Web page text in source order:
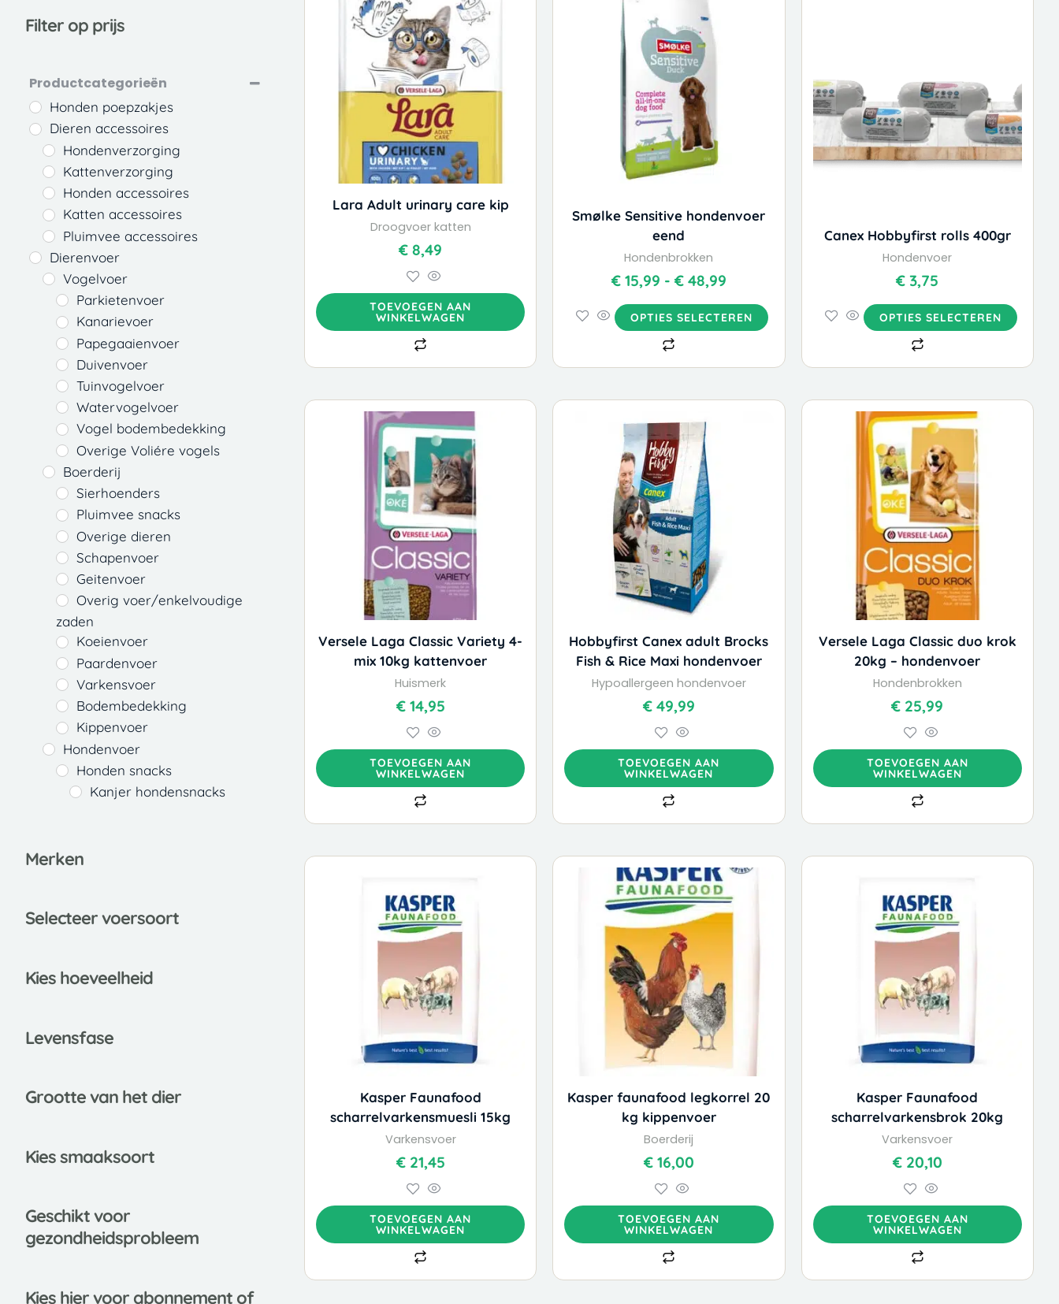
Filter op prijs
Productcategorieën
Honden poepzakjes
Dieren accessoires
Hondenverzorging
Kattenverzorging
Honden accessoires
Katten accessoires
Pluimvee accessoires
Dierenvoer
Vogelvoer
Parkietenvoer
Kanarievoer
Papegaaienvoer
Duivenvoer
Tuinvogelvoer
Watervogelvoer
Vogel bodembedekking
Overige Voliére vogels
Boerderij
Sierhoenders
Pluimvee snacks
Overige dieren
Schapenvoer
Geitenvoer
Overig voer/enkelvoudige
zaden
Koeienvoer
Paardenvoer
Varkensvoer
Bodembedekking
Kippenvoer
Hondenvoer
Honden snacks
Kanjer hondensnacks
Natvoer honden
Droogvoer honden
Timo hondensnacks
Hondenvoer op leeftijd
Puppy - Junior
Senior
Droogvoer katten
Katten snacks
Kattenbakvulling
Merken
Selecteer voersoort
Kies hoeveelheid
Levensfase
Grootte van het dier
Kies smaaksoort
Geschikt voor
gezondheidsprobleem
Kies hier voor abonnement of
Lara Adult urinary care kip
Droogvoer katten
€ 8,49
TOEVOEGEN AAN
WINKELWAGEN
Smølke Sensitive hondenvoer
eend
Hondenbrokken
€15,99 - €48,99
OPTIES SELECTEREN
meerdere
variaties.
Deze
optie
kan
gekozen
worden
op
productpagina
Canex Hobbyfirst rolls 400gr
Hondenvoer
€ 3,75
OPTIES SELECTEREN
optie
kan
gekozen
worden
op
Versele Laga Classic Variety 4-
mix 10kg kattenvoer
Huismerk
€14,95
TOEVOEGEN AAN
WINKELWAGEN
Hobbyfirst Canex adult Brocks
Fish & Rice Maxi hondenvoer
Hypoallergeen hondenvoer
€49,99
TOEVOEGEN AAN
WINKELWAGEN
Versele Laga Classic duo krok
20kg – hondenvoer
Hondenbrokken
€ 25,99
TOEVOEGEN AAN
WINKELWAGEN
Kasper Faunafood
scharrelvarkensmuesli 15kg
Varkensvoer
€21,45
TOEVOEGEN AAN
WINKELWAGEN
Kasper faunafood legkorrel 20
kg kippenvoer
Boerderij
€16,00
TOEVOEGEN AAN
WINKELWAGEN
Kasper Faunafood
scharrelvarkensbrok 20kg
Varkensvoer
€20,10
TOEVOEGEN AAN
WINKELWAGEN